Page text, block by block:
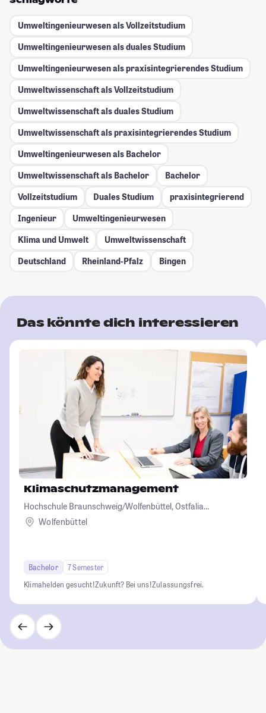
Umweltingenieurwesen als Vollzeitstudium
Umweltingenieurwesen als duales Studium
Umweltingenieurwesen als praxisintegrierendes Studium
Umweltwissenschaft als Vollzeitstudium
Umweltwissenschaft als duales Studium
Umweltwissenschaft als praxisintegrierendes Studium
Umweltingenieurwesen als Bachelor
Umweltwissenschaft als Bachelor
Bachelor
Vollzeitstudium
Duales Studium
praxisintegrierend
Ingenieur
Umweltingenieurwesen
Klima und Umwelt
Umweltwissenschaft
Deutschland
Rheinland-Pfalz Bingen
Das könnte dich interessieren
Klimaschutzmanagement
Hochschule Braunschweig/Wolfenbüttel, Ostfalia
Hochschule für angewandte Wissenschaften
Wolfenbüttel
Bachelor
7 Semester
Klimahelden gesucht!Zukunft? Bei uns!Zulassungsfrei.